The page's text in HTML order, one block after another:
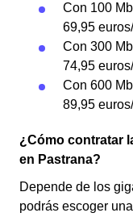
Con 100
69,95
Con 300
74,95
Con 600
89,95
¿Cómo contratar
en Pastrana?
Depende de los
podrás escoger